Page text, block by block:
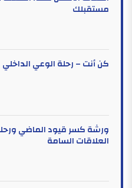
مستقبلك
كن أنت – رحلة الوعي الداخلي
ورشة كسر قيود الماضي
العلاقات السامة